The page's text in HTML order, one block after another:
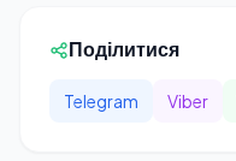
Поділитися
Telegram Viber